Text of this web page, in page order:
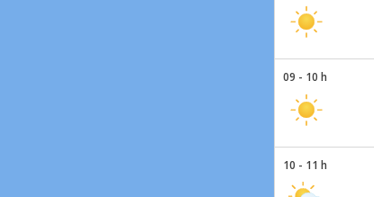
09 - 10 h
10 - 11 h